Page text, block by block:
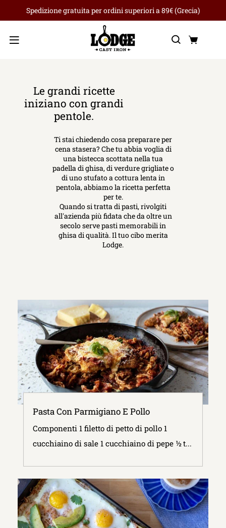
Spedizione gratuita per ordini superiori a 89€ (Grecia)
Menu
Ricerca
Le grandi ricette
iniziano con grandi
pentole.
Ti stai chiedendo cosa preparare per
cena stasera? Che tu abbia voglia di
una bistecca scottata nella tua
padella di ghisa, di verdure grigliate o
di uno stufato a cottura lenta in
pentola, abbiamo la ricetta perfetta
per te.
Quando si tratta di pasti, rivolgiti
all'azienda più fidata che da oltre un
secolo serve pasti memorabili in
ghisa di qualità. Il tuo cibo merita
Lodge.
Pasta Con Parmigiano E Pollo
Componenti 1 filetto di petto di pollo 1
cucchiaino di sale 1 cucchiaino di pepe ½ t...